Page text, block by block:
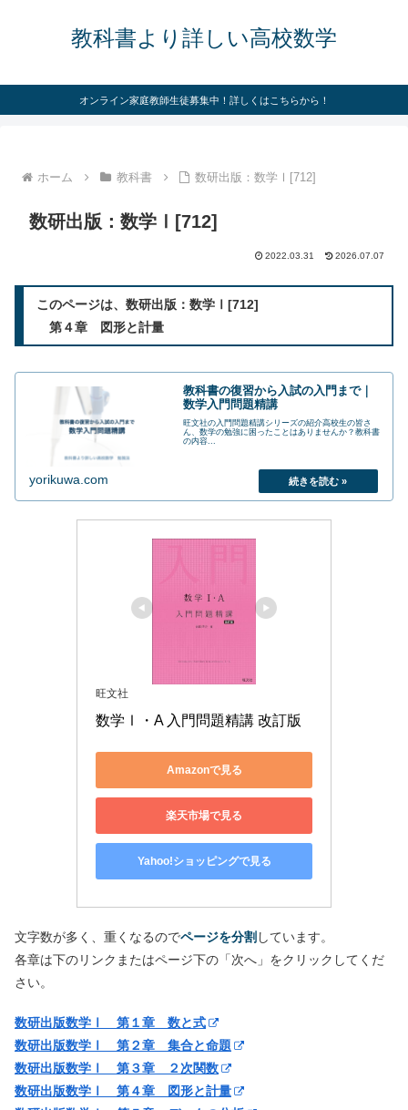
教科書より詳しい高校数学
オンライン家庭教師生徒募集中！詳しくはこちらから！
ホーム 教科書 数研出版：数学Ⅰ[712]
数研出版：数学Ⅰ[712]
2022.03.31 2026.07.07
このページは、数研出版：数学Ⅰ[712]
第４章 図形と計量
教科書の復習から入試の入門まで｜
数学入門問題精講
旺文社の入門問題精講シリーズの紹介高校生の皆さ
ん、数学の勉強に困ったことはありませんか？教科書
の内容...
yorikuwa.com
旺文社
数学Ⅰ・A 入門問題精講 改訂版
Amazonで見る
楽天市場で見る
Yahoo!ショッピングで見る
文字数が多く、重くなるのでページを分割 しています。
各章は下のリンクまたはページ下の「次へ」をクリックしてくだ
さい。
数研出版数学Ⅰ 第１章 数と式
数研出版数学Ⅰ 第２章 集合と命題
数研出版数学Ⅰ 第３章 ２次関数
数研出版数学Ⅰ 第４章 図形と計量